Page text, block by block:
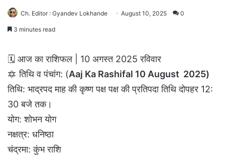
Ch. Editor : Gyandev Lokhande August 10, 2025 0
3 minutes read
🗓 आज का राशिफल | 10 अगस्त 2025 रविवार
🔯 तिथि व पंचांग: (Aaj Ka Rashifal 10 August 2025)
तिथि: भाद्रपद माह की कृष्ण पक्ष पक्ष की प्रतिपदा तिथि दोपहर 12:
30 बजे तक।
योग: शोभन योग
नक्षत्र: धनिष्ठा
चंद्रमा: कुंभ राशि